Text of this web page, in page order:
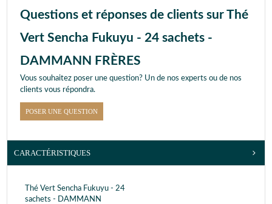
Questions et réponses de clients sur Thé
Vert Sencha Fukuyu - 24 sachets -
DAMMANN FRÈRES
Vous souhaitez poser une question? Un de nos experts ou de nos
clients vous répondra.
POSER UNE QUESTION
CARACTÉRISTIQUES
Thé Vert Sencha Fukuyu - 24
sachets - DAMMANN